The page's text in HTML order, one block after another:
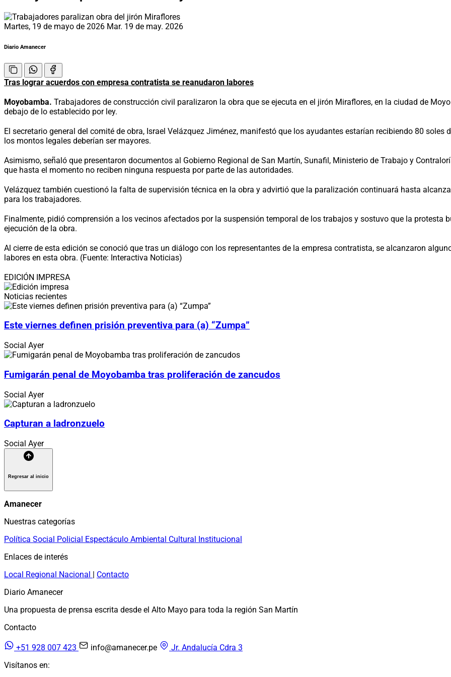
Martes, 19 de mayo de 2026 Mar. 19 de may. 2026
Diario Amanecer
Tras lograr acuerdos con empresa contratista se reanudaron labores
Moyobamba. Trabajadores de construcción civil paralizaron la obra que se ejecuta en el jirón Miraflores, en la ciudad de
debajo de lo establecido por ley.
El secretario general del comité de obra, Israel Velázquez Jiménez, manifestó que los ayudantes estarían recibiendo 80
los montos legales deberían ser mayores.
Asimismo, señaló que presentaron documentos al Gobierno Regional de San Martín, Sunafil, Ministerio de Trabajo y
que hasta el momento no reciben ninguna respuesta por parte de las autoridades.
Velázquez también cuestionó la falta de supervisión técnica en la obra y advirtió que la paralización continuará hasta
para los trabajadores.
Finalmente, pidió comprensión a los vecinos afectados por la suspensión temporal de los trabajos y sostuvo que la protesta
ejecución de la obra.
Al cierre de esta edición se conoció que tras un diálogo con los representantes de la empresa contratista, se alcanzaron
labores en esta obra. (Fuente: Interactiva Noticias)
EDICIÓN IMPRESA
Noticias recientes
Este viernes definen prisión preventiva para (a) “Zumpa”
Social Ayer
Fumigarán penal de Moyobamba tras proliferación de zancudos
Social Ayer
Capturan a ladronzuelo
Social Ayer
Regresar al inicio
Amanecer
Nuestras categorías
Política Social Policial Espectáculo Ambiental Cultural Institucional
Enlaces de interés
Local Regional Nacional | Contacto
Diario Amanecer
Una propuesta de prensa escrita desde el Alto Mayo para toda la región San Martín
Contacto
+51 928 007 423 info@amanecer.pe
Jr. Andalucía Cdra 3
Visítanos en: